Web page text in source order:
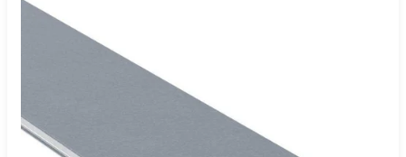
Крышка для кабельных лотков